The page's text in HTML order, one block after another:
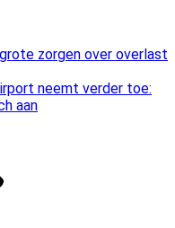
zorgen over overlast
neemt verder toe:
aan